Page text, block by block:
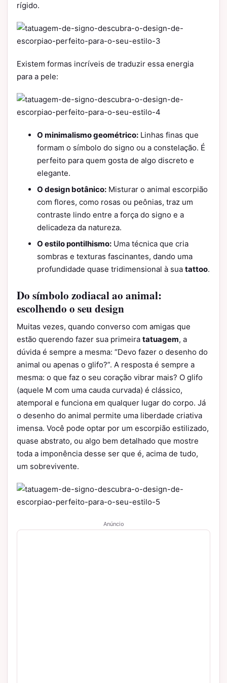
rígido.
Existem formas incríveis de traduzir essa energia
para a pele:
O minimalismo geométrico: Linhas finas que
formam o símbolo do signo ou a constelação. É
perfeito para quem gosta de algo discreto e
elegante.
O design botânico: Misturar o animal escorpião
com flores, como rosas ou peônias, traz um
contraste lindo entre a força do signo e a
delicadeza da natureza.
O estilo pontilhismo: Uma técnica que cria
sombras e texturas fascinantes, dando uma
profundidade quase tridimensional à sua tattoo.
Do símbolo zodiacal ao animal:
escolhendo o seu design
Muitas vezes, quando converso com amigas que
estão querendo fazer sua primeira tatuagem, a
dúvida é sempre a mesma: “Devo fazer o desenho do
animal ou apenas o glifo?”. A resposta é sempre a
mesma: o que faz o seu coração vibrar mais? O glifo
(aquele M com uma cauda curvada) é clássico,
atemporal e funciona em qualquer lugar do corpo. Já
o desenho do animal permite uma liberdade criativa
imensa. Você pode optar por um escorpião estilizado,
quase abstrato, ou algo bem detalhado que mostre
toda a imponência desse ser que é, acima de tudo,
um sobrevivente.
Anúncio